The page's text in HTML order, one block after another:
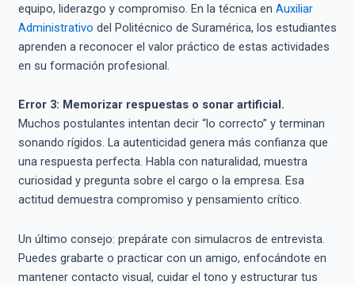
equipo, liderazgo y compromiso. En la técnica en Auxiliar
Administrativo del Politécnico de Suramérica, los estudiantes
aprenden a reconocer el valor práctico de estas actividades
en su formación profesional.
Error 3: Memorizar respuestas o sonar artificial.
Muchos postulantes intentan decir “lo correcto” y terminan
sonando rígidos. La autenticidad genera más confianza que
una respuesta perfecta. Habla con naturalidad, muestra
curiosidad y pregunta sobre el cargo o la empresa. Esa
actitud demuestra compromiso y pensamiento crítico.
Un último consejo: prepárate con simulacros de entrevista.
Puedes grabarte o practicar con un amigo, enfocándote en
mantener contacto visual, cuidar el tono y estructurar tus